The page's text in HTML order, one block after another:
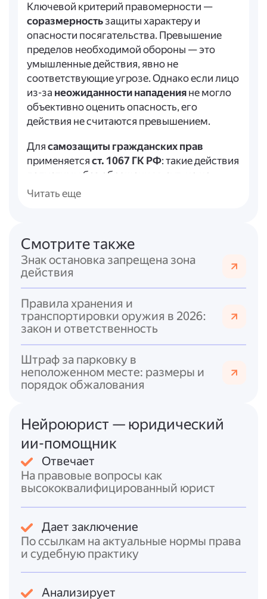
Ключевой критерий правомерности —
соразмерностьзащиты характеру и
опасности посягательства. Превышение
пределов необходимой обороны — это
умышленные действия, явно не
соответствующие угрозе. Однако если лицо
из-за неожиданности нападенияне могло
объективно оценить опасность, его
действия не считаются превышением.
Для самозащиты гражданских прав
применяется ст. 1067 ГК РФ: такие действия
допустимы без обращения в суд, но не
должны нарушать права других лиц.
114 УК РФ:
- ч. 1 — за причинение тяжкого вреда
здоровью при превышении пределов
необходимой обороны;
- ч. 2 — за причинение тяжкого или средней
тяжести вреда при превышении мер
задержания преступника.
Средства самообороны
«Об оружии»: гражданское оружие (в т. ч.
огнестрельное) может использоваться для
(например, ограничение ёмкости
магазина).
Постановление Пленума ВС РФ № 19
разъясняет, что угроза может выражаться
не только в физическом воздействии, но и в
высказываниях или демонстрации оружия.
Также подчёркивается, что жизнь человека
может защищаться любыми средствами
без риска превышения пределов обороны
(в рамках ч. 1 ст. 37 УК РФ).
Итоговый ответ
Читать еще
Смотрите также
Знак остановка запрещена зона
действия
Правила хранения и
транспортировки оружия в 2026:
закон и ответственность
Штраф за парковку в
неположенном месте: размеры и
порядок обжалования
Нейроюрист — юридический
ии-помощник
Отвечает
На правовые вопросы как
высококвалифицированный юрист
Дает заключение
По ссылкам на актуальные нормы права
и судебную практику
Анализирует